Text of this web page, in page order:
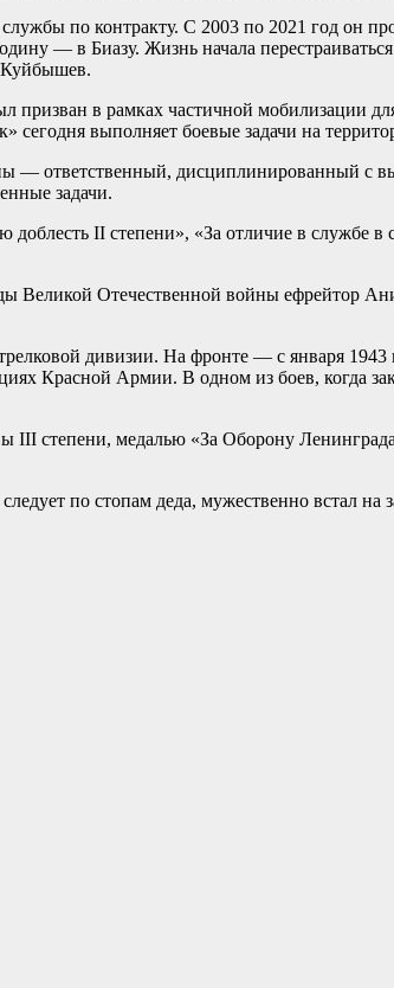
по контракту. С 2003 по 2021 год он
— в Биазу. Жизнь начала
Куйбышев.
в рамках частичной мобилизации
выполняет боевые задачи на
— ответственный, дисциплинированный с
задачи.
II степени», «За отличие в службе в
Отечественной войны ефрейтор
дивизии. На фронте — с января 1943
Красной Армии. В одном из боев, когда
III степени, медалью «За Оборону
по стопам деда, мужественно встал на